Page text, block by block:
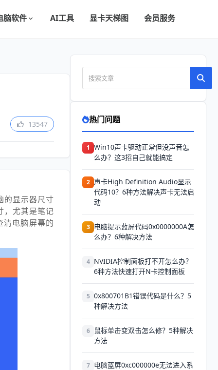
脑软件 AI工具 显卡天梯图 会员服务
13547
的显示器尺寸
，尤其是笔记
电脑屏幕的
热门问题
1 Win10声卡驱动正常但没声音怎
么办？这3招自己就能搞定
2 声卡High Definition Audio显示
代码10？6种方法解决声卡无法启
动
3 电脑提示蓝屏代码0x0000000A怎
么办？6种解决方法
4 NVIDIA控制面板打不开怎么办？
6种方法快速打开N卡控制面板
5 0x800701B1错误代码是什么？5
种解决方法
6
鼠标单击变双击怎么修？5种解决
方法
7 电脑蓝屏0xc000000e无法进入系